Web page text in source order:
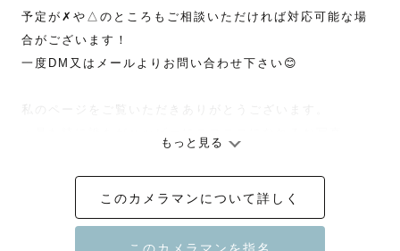
予定が✗や△のところもご相談いただければ対応可能な場
合がございます！
一度DM又はメールよりお問い合わせ下さい😊
私のページをご覧いただきありがとうございます。
・私自身もお客様との撮影を一緒に楽しみ、最高の感動を
写真と共にいつまでも
もっと見る
このカメラマンについて詳しく